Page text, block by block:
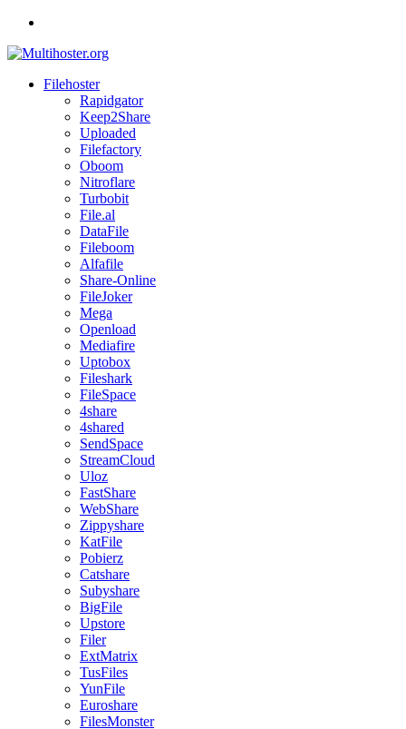
Spring
inhoud
Multihoster.org
Filehosting
Filehoster
Rapidgator
Keep2Share
Uploaded
Filefactory
Oboom
Nitroflare
Turbobit
File.al
DataFile
Fileboom
Alfafile
Share-Online
FileJoker
Mega
Openload
Mediafire
Uptobox
Fileshark
FileSpace
4share
4shared
SendSpace
StreamCloud
Uloz
FastShare
WebShare
Zippyshare
KatFile
Pobierz
Catshare
Subyshare
BigFile
Upstore
Filer
ExtMatrix
TusFiles
YunFile
Euroshare
FilesMonster